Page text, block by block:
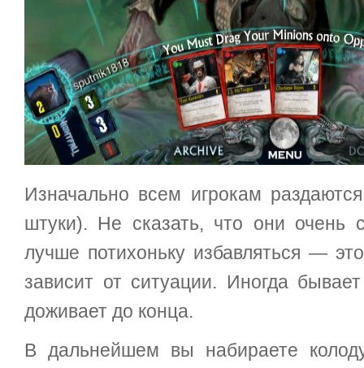
Изначально всем игрокам
штуки). Не сказать, что они очень
лучше потихоньку избавляться —
зависит от ситуации. Иногда
доживает до конца.
В дальнейшем вы набираете